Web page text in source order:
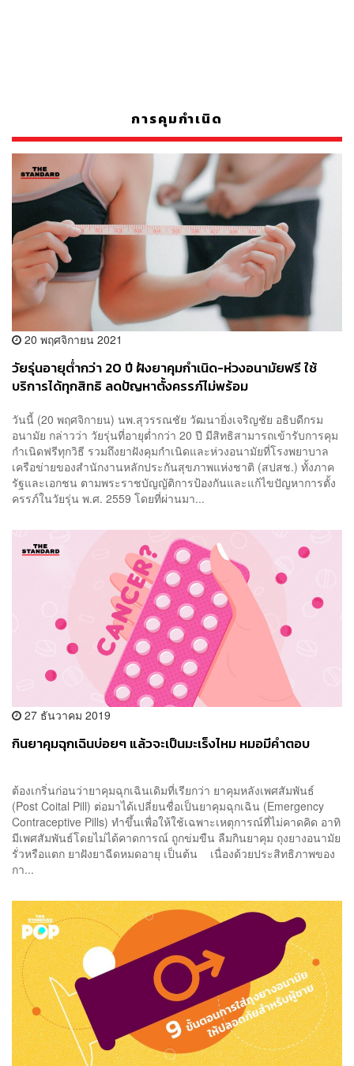
การคุมกำเนิด
20 พฤศจิกายน 2021
วัยรุ่นอายุต่ำกว่า 20 ปี ฝังยาคุมกำเนิด-ห่วงอนามัยฟรี ใช้
บริการได้ทุกสิทธิ ลดปัญหาตั้งครรภ์ไม่พร้อม
​วันนี้ (20 พฤศจิกายน) นพ.สุวรรณชัย วัฒนายิ่งเจริญชัย อธิบดีกรม
อนามัย กล่าวว่า วัยรุ่นที่อายุต่ำกว่า 20 ปี มีสิทธิสามารถเข้ารับการคุม
กำเนิดฟรีทุกวิธี รวมถึงยาฝังคุมกำเนิดและห่วงอนามัยที่โรงพยาบาล
เครือข่ายของสำนักงานหลักประกันสุขภาพแห่งชาติ (สปสช.) ทั้งภาค
รัฐและเอกชน ตามพระราชบัญญัติการป้องกันและแก้ไขปัญหาการตั้ง
ครรภ์ในวัยรุ่น พ.ศ. 2559 โดยที่ผ่านมา...
27 ธันวาคม 2019
กินยาคุมฉุกเฉินบ่อยๆ แล้วจะเป็นมะเร็งไหม หมอมีคำตอบ
ต้องเกริ่นก่อนว่ายาคุมฉุกเฉินเดิมที่เรียกว่า ยาคุมหลังเพศสัมพันธ์
(Post Coital Pill) ต่อมาได้เปลี่ยนชื่อเป็นยาคุมฉุกเฉิน (Emergency
Contraceptive Pills) ทำขึ้นเพื่อให้ใช้เฉพาะเหตุการณ์ที่ไม่คาดคิด อาทิ
มีเพศสัมพันธ์โดยไม่ได้คาดการณ์ ถูกข่มขืน ลืมกินยาคุม ถุงยางอนามัย
รั่วหรือแตก ยาฝังยาฉีดหมดอายุ เป็นต้น เนื่องด้วยประสิทธิภาพของ
กา...